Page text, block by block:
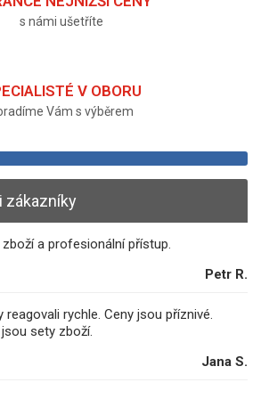
s námi ušetříte
V OBORU
Vám s výběrem
zákazníky
a profesionální přístup.
Petr R.
reagovali rychle. Ceny jsou příznivé.
sety zboží.
Jana S.